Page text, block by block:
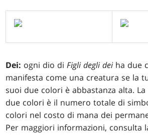
Dei: ogni dio diFigli degli dei ha due
manifesta come una creatura se la
suoi due colori è abbastanza alta.
due colori è il numero totale di
colori nel costo di mana dei
Per maggiori informazioni, consulta